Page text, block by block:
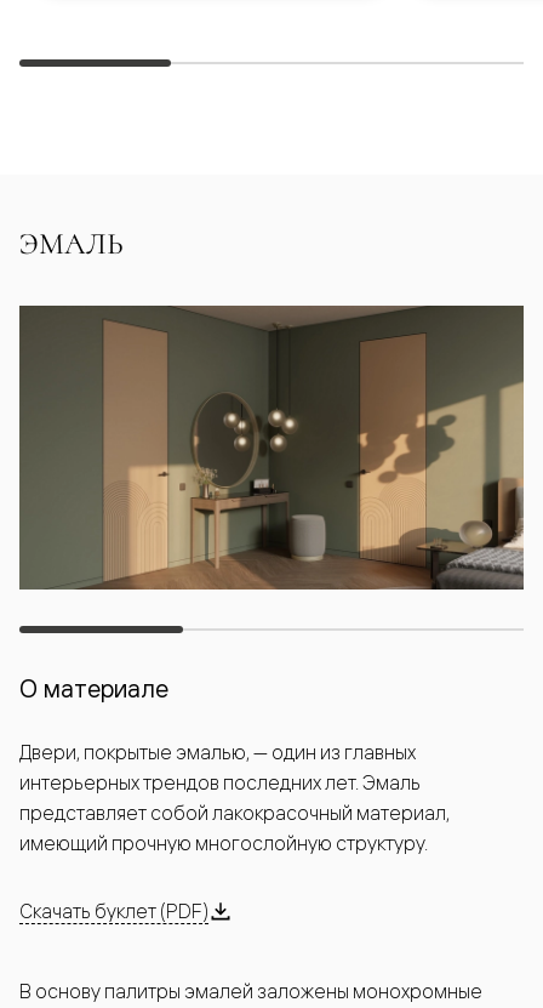
ЭМАЛЬ
О материале
Двери, покрытые эмалью, — один из главных
интерьерных трендов последних лет. Эмаль
представляет собой лакокрасочный материал,
имеющий прочную многослойную структуру.
Скачать буклет (PDF)
В основу палитры эмалей заложены монохромные